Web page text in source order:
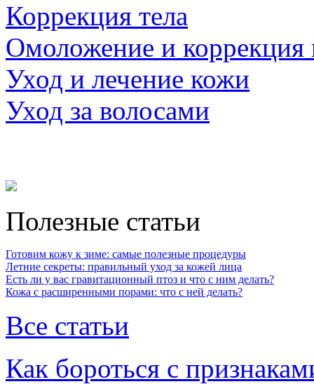
Коррекция тела
Омоложение и коррекция
Уход и лечение кожи
Уход за волосами
Полезные статьи
Готовим кожу к зиме: самые полезные процедуры
Летние секреты: правильный уход за кожей лица
Есть ли у вас гравитационный птоз и что с ним делать?
Кожа с расширенными порами: что с ней делать?
Все статьи
Как бороться с